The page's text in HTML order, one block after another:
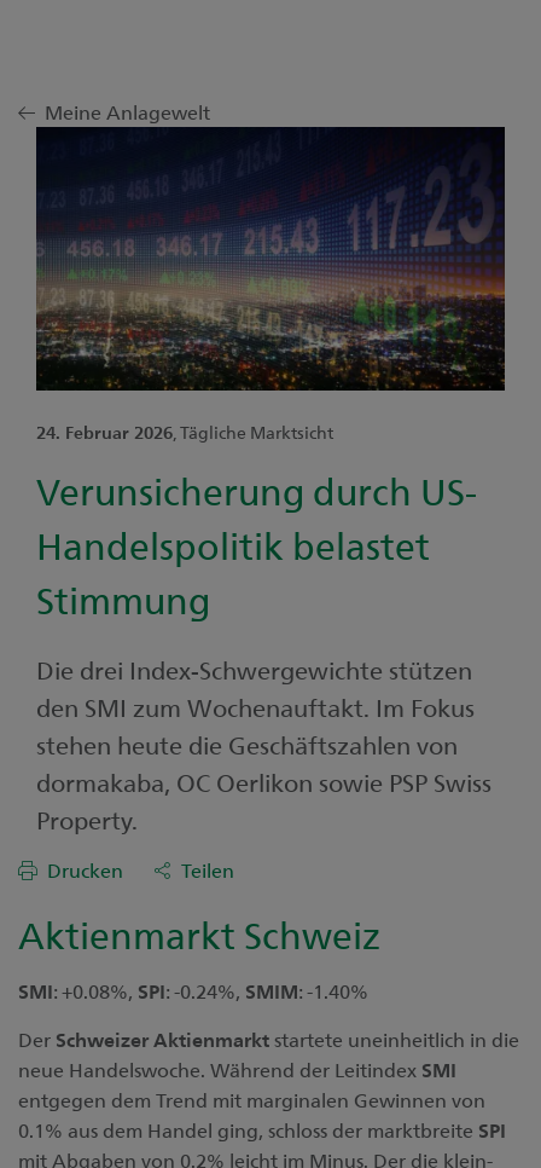
Meine Anlagewelt
24. Februar 2026, Tägliche Marktsicht
Verunsicherung durch US-
Handelspolitik belastet
Stimmung
Die drei Index-Schwergewichte stützen
den SMI zum Wochenauftakt. Im Fokus
stehen heute die Geschäftszahlen von
dormakaba, OC Oerlikon sowie PSP Swiss
Property.
Drucken Teilen
Aktienmarkt Schweiz
SMI: +0.08%, SPI: -0.24%, SMIM: -1.40%
Der SchweizerAktienmarktstartete uneinheitlich in die
neue Handelswoche. Während der Leitindex SMI
entgegen dem Trend mit marginalen Gewinnen von
0.1% aus dem Handel ging, schloss der marktbreite SPI
mit Abgaben von 0.2% leicht im Minus. Der die klein-